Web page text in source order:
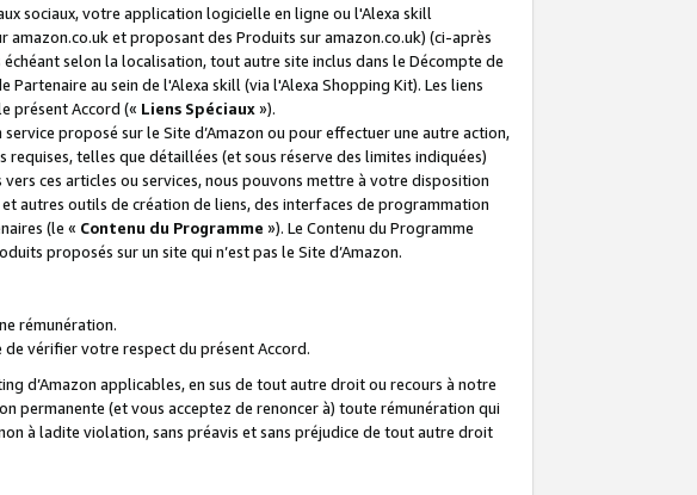
sociaux, votre application logicielle en ligne ou l'Alexa skill
et proposant des Produits sur amazon.co.uk) (ci-après
échéant selon la localisation, tout autre site inclus dans le Décompte de
Partenaire au sein de l'Alexa skill (via l'Alexa Shopping Kit). Les liens
présent Accord (« Liens Spéciaux»).
proposé sur le Site d’Amazon ou pour effectuer une autre action,
telles que détaillées (et sous réserve des limites indiquées)
ces articles ou services, nous pouvons mettre à votre disposition
autres outils de création de liens, des interfaces de programmation
(le « Contenu du Programme »). Le Contenu du Programme
proposés sur un site qui n’est pas le Site d’Amazon.
rémunération.
vérifier votre respect du présent Accord.
d’Amazon applicables, en sus de tout autre droit ou recours à notre
permanente (et vous acceptez de renoncer à) toute rémunération qui
à ladite violation, sans préavis et sans préjudice de tout autre droit